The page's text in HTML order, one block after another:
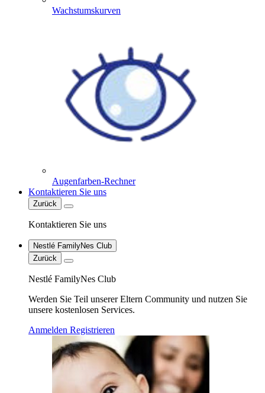
Wachstumskurven
Augenfarben-Rechner
Kontaktieren Sie uns
Zurück
Kontaktieren Sie uns
Nestlé FamilyNes Club
Zurück
Nestlé FamilyNes Club
Werden Sie Teil unserer Eltern Community und nutzen Sie
unsere kostenlosen Services.
Anmelden Registrieren